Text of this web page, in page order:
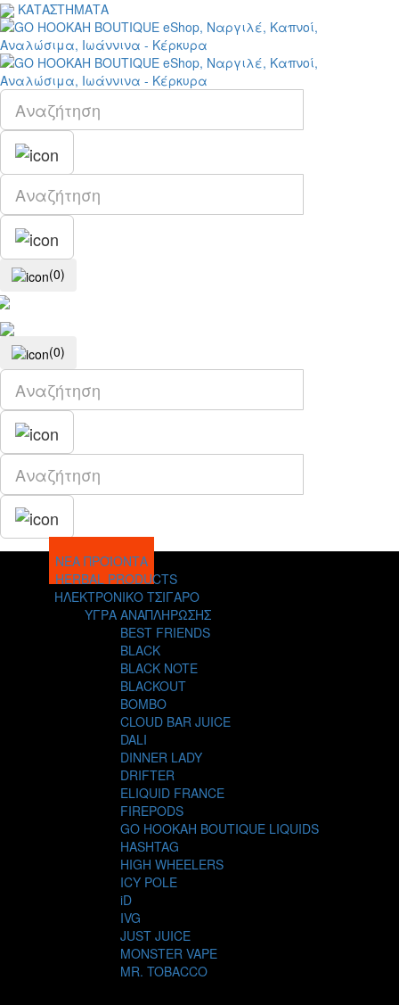
ΚΑΤΑΣΤΗΜΑΤΑ
(0)
(0)
ΝΕΑ ΠΡΟΪΟΝΤΑ
HERBAL PRODUCTS
ΗΛΕΚΤΡΟΝΙΚΟ ΤΣΙΓΑΡΟ
ΥΓΡΑ ΑΝΑΠΛΗΡΩΣΗΣ
BEST FRIENDS
BLACK
BLACK NOTE
BLACKOUT
BOMBO
CLOUD BAR JUICE
DALI
DINNER LADY
DRIFTER
ELIQUID FRANCE
FIREPODS
GO HOOKAH BOUTIQUE LIQUIDS
HASHTAG
HIGH WHEELERS
ICY POLE
iD
IVG
JUST JUICE
MONSTER VAPE
MR. TOBACCO